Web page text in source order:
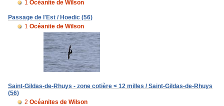
1 Océanite de Wilson
Passage de l'Est / Hoedic (56)
1 Océanite de Wilson
Saint-Gildas-de-Rhuys - zone cotière < 12 milles / Saint-Gildas-de-Rhuys
(56)
2 Océanites de Wilson